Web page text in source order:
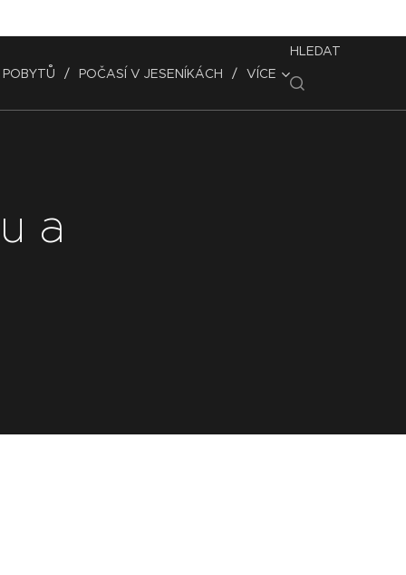
POČASÍ V JESENÍKÁCH VÍCE
HLEDAT
a